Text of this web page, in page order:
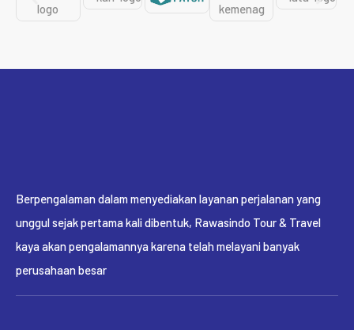
Berpengalaman dalam menyediakan layanan perjalanan yang
unggul sejak pertama kali dibentuk, Rawasindo Tour & Travel
kaya akan pengalamannya karena telah melayani banyak
perusahaan besar